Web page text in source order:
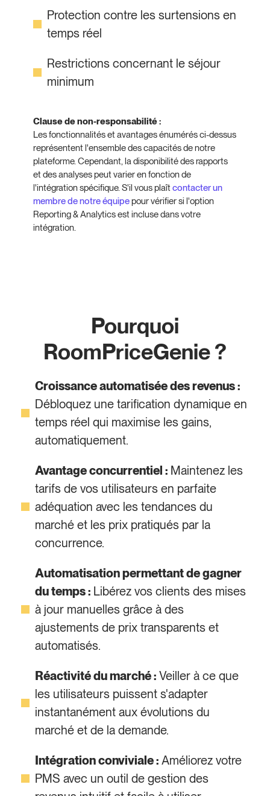
Protection contre les surtensions en
temps réel
Restrictions concernant le séjour
minimum
Clause de non-responsabilité :
Les fonctionnalités et avantages énumérés ci-dessus
représentent l'ensemble des capacités de notre
plateforme. Cependant, la disponibilité des rapports
et des analyses peut varier en fonction de
l'intégration spécifique. S'il vous plaîtcontacter un
membre de notre équipepour vérifier si l'option
Reporting & Analytics est incluse dans votre
intégration.
Pourquoi
RoomPriceGenie ?
Croissance automatisée des revenus :
Débloquez une tarification dynamique en
temps réel qui maximise les gains,
automatiquement.
Avantage concurrentiel :Maintenez les
tarifs de vos utilisateurs en parfaite
adéquation avec les tendances du
marché et les prix pratiqués par la
concurrence.
Automatisation permettant de gagner
du temps :Libérez vos clients des mises
à jour manuelles grâce à des
ajustements de prix transparents et
automatisés.
Réactivité du marché :Veiller à ce que
les utilisateurs puissent s'adapter
instantanément aux évolutions du
marché et de la demande.
Intégration conviviale :Améliorez votre
PMS avec un outil de gestion des